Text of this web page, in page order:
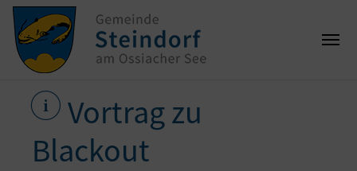
Vortrag zu
Blackout